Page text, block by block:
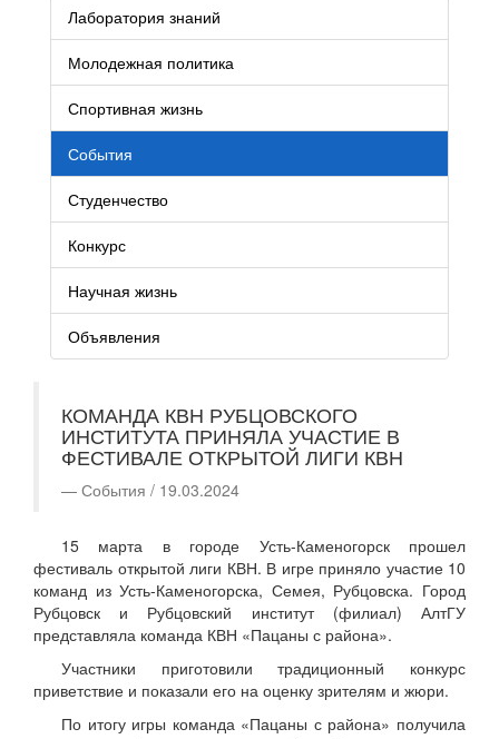
Лаборатория знаний
Молодежная политика
Спортивная жизнь
События
Студенчество
Конкурс
Научная жизнь
Объявления
КОМАНДА КВН РУБЦОВСКОГО
ИНСТИТУТА ПРИНЯЛА УЧАСТИЕ В
ФЕСТИВАЛЕ ОТКРЫТОЙ ЛИГИ КВН
События / 19.03.2024
15 марта в городе Усть-Каменогорск прошел
фестиваль открытой лиги КВН. В игре приняло участие 10
команд из Усть-Каменогорска, Семея, Рубцовска. Город
Рубцовск и Рубцовский институт (филиал) АлтГУ
представляла команда КВН «Пацаны с района».
Участники приготовили традиционный конкурс
приветствие и показали его на оценку зрителям и жюри.
По итогу игры команда «Пацаны с района» получила